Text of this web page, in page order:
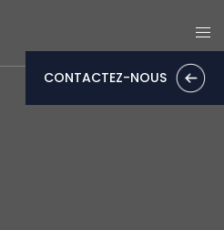
CONTACTEZ-NOUS